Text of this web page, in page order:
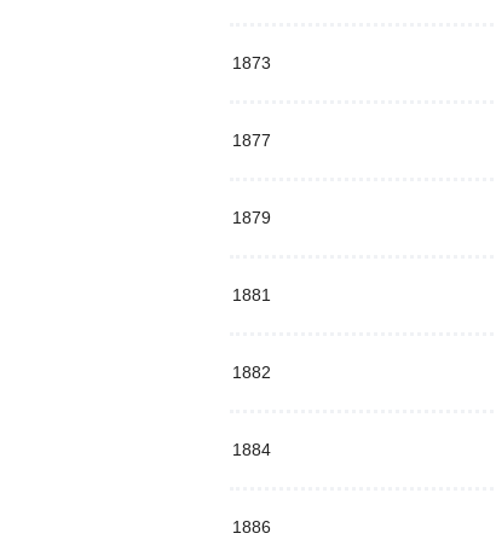
1873
1877
1879
1881
1882
1884
1886